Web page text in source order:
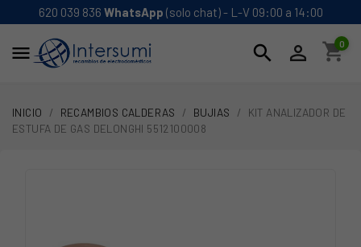
620 039 836 WhatsApp (solo chat) - L-V 09:00 a 14:00
 search  shopping_cart
0
INICIO RECAMBIOS CALDERAS BUJIAS
KIT ANALIZADOR DE
ESTUFA DE GAS DELONGHI 5512100008